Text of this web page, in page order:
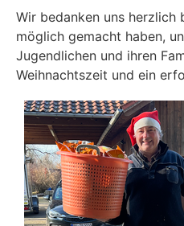
Wir bedanken uns herzlich
möglich gemacht haben,
Jugendlichen und ihren
Weihnachtszeit und ein